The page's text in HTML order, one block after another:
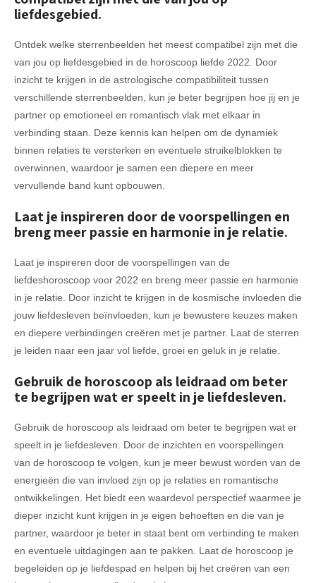
liefdesgebied.
Ontdek welke sterrenbeelden het meest compatibel zijn met die
van jou op liefdesgebied in de horoscoop liefde 2022. Door
inzicht te krijgen in de astrologische compatibiliteit tussen
verschillende sterrenbeelden, kun je beter begrijpen hoe jij en je
partner op emotioneel en romantisch vlak met elkaar in
verbinding staan. Deze kennis kan helpen om de dynamiek
binnen relaties te versterken en eventuele struikelblokken te
overwinnen, waardoor je samen een diepere en meer
vervullende band kunt opbouwen.
Laat je inspireren door de voorspellingen en
breng meer passie en harmonie in je relatie.
Laat je inspireren door de voorspellingen van de
liefdeshoroscoop voor 2022 en breng meer passie en harmonie
in je relatie. Door inzicht te krijgen in de kosmische invloeden die
jouw liefdesleven beïnvloeden, kun je bewustere keuzes maken
en diepere verbindingen creëren met je partner. Laat de sterren
je leiden naar een jaar vol liefde, groei en geluk in je relatie.
Gebruik de horoscoop als leidraad om beter
te begrijpen wat er speelt in je liefdesleven.
Gebruik de horoscoop als leidraad om beter te begrijpen wat er
speelt in je liefdesleven. Door de inzichten en voorspellingen
van de horoscoop te volgen, kun je meer bewust worden van de
energieën die van invloed zijn op je relaties en romantische
ontwikkelingen. Het biedt een waardevol perspectief waarmee je
dieper inzicht kunt krijgen in je eigen behoeften en die van je
partner, waardoor je beter in staat bent om verbinding te maken
en eventuele uitdagingen aan te pakken. Laat de horoscoop je
begeleiden op je liefdespad en helpen bij het creëren van een